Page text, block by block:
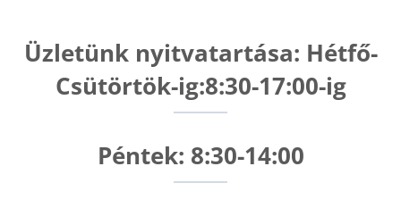
Üzletünk nyitvatartása: Hétfő-
Csütörtök-ig:8:30-17:00-ig
Péntek: 8:30-14:00